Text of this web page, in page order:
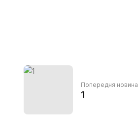
Попередня новина
1